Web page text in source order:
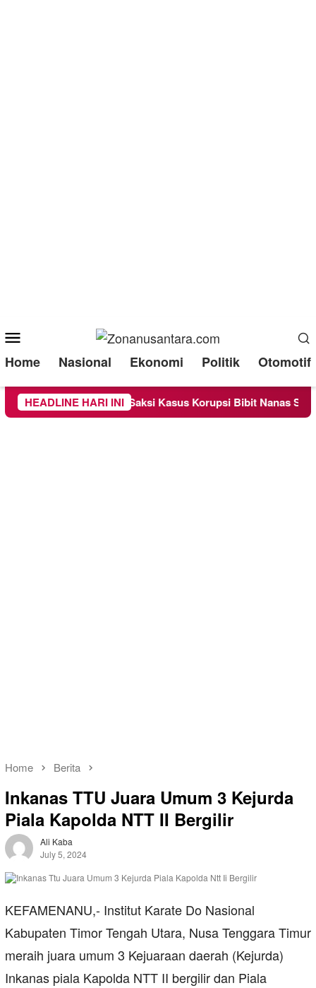
Menu
Home Nasional Ekonomi Politik Otomotif
HEADLINE HARI INI
Sebagai Saksi Kasus Korupsi Bibit Nanas Sulsel Rp
Home Berita
Inkanas TTU Juara Umum 3 Kejurda
Piala Kapolda NTT II Bergilir
Ali Kaba
July 5, 2024
KEFAMENANU,- Institut Karate Do Nasional
Kabupaten Timor Tengah Utara, Nusa Tenggara Timur
meraih juara umum 3 Kejuaraan daerah (Kejurda)
Inkanas piala Kapolda NTT II bergilir dan Piala